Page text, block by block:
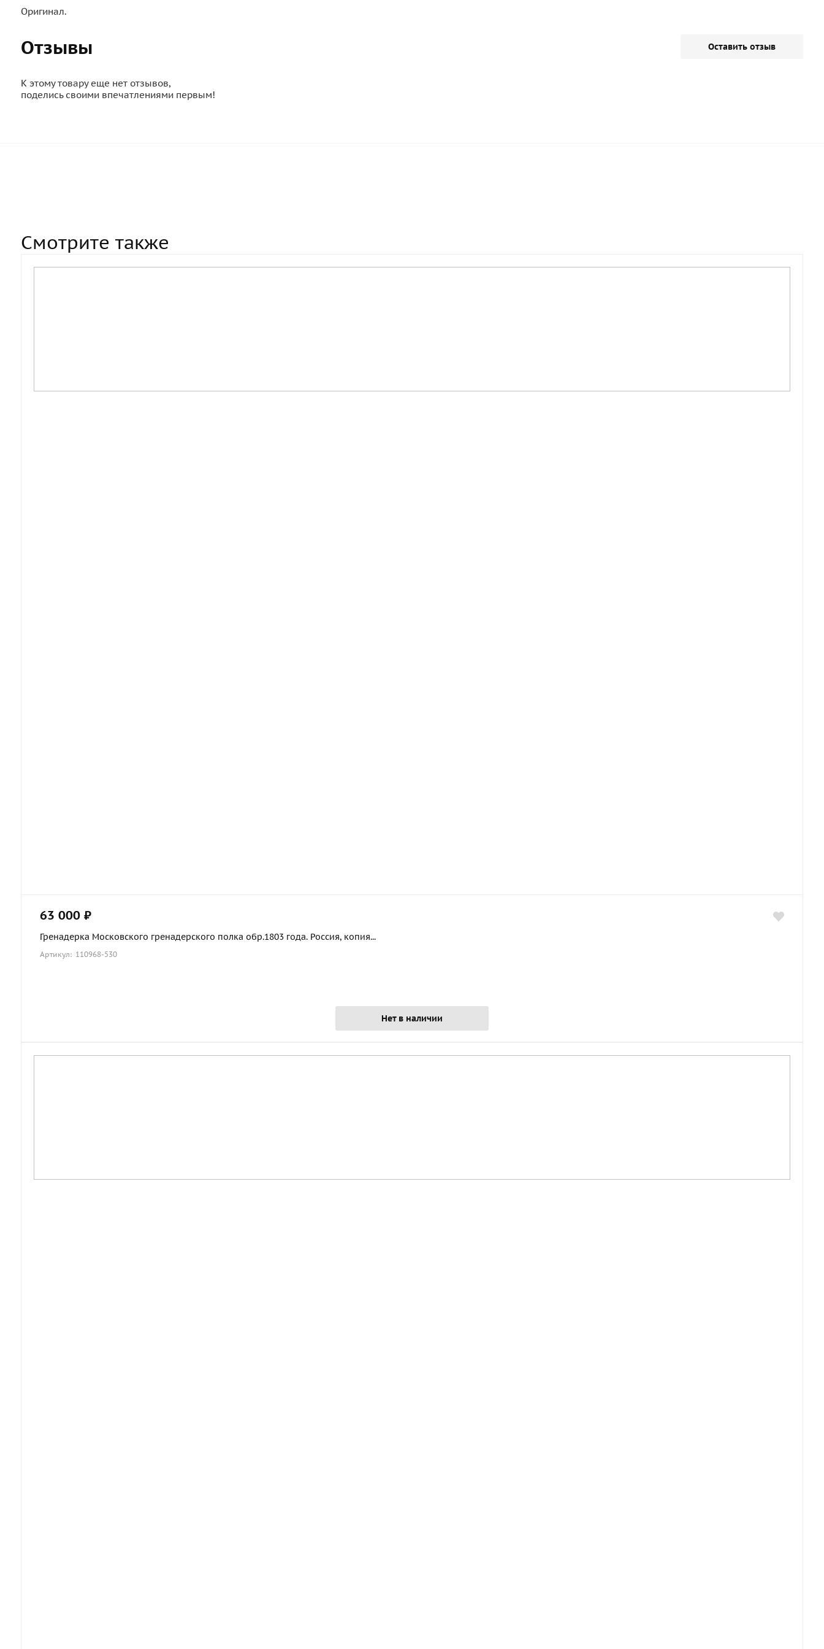
Оригинал.
Отзывы Оставить отзыв
К этому товару еще нет отзывов,
поделись своими впечатлениями первым!
Смотрите также
63 000 ₽
Гренадерка Московского гренадерского полка обр.1803 года. Россия, копия...
Артикул: 110968-530
Нет в наличии